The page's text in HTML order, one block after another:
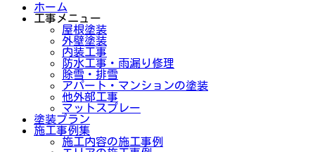
ホーム
工事メニュー
屋根塗装
外壁塗装
内装工事
防水工事・雨漏り修理
除雪・排雪
アパート・マンションの塗装
他外部工事
マットスプレー
塗装プラン
施工事例集
施工内容の施工事例